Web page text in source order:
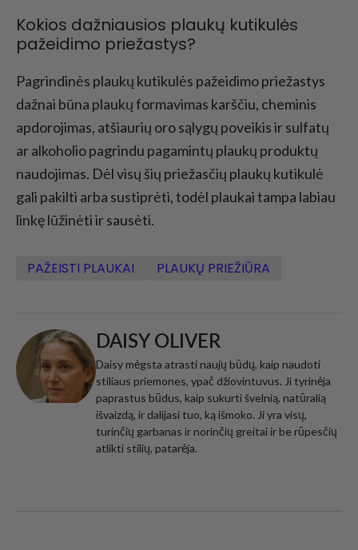
Kokios dažniausios plaukų kutikulės
pažeidimo priežastys?
Pagrindinės plaukų kutikulės pažeidimo priežastys
dažnai būna plaukų formavimas karščiu, cheminis
apdorojimas, atšiaurių oro sąlygų poveikis ir sulfatų
ar alkoholio pagrindu pagamintų plaukų produktų
naudojimas. Dėl visų šių priežasčių plaukų kutikulė
gali pakilti arba sustiprėti, todėl plaukai tampa labiau
linkę lūžinėti ir sausėti.
PAŽEISTI PLAUKAI PLAUKŲ PRIEŽIŪRA
DAISY OLIVER
Daisy mėgsta atrasti naujų būdų, kaip naudoti
stiliaus priemones, ypač džiovintuvus. Ji tyrinėja
paprastus būdus, kaip sukurti švelnią, natūralią
išvaizdą, ir dalijasi tuo, ką išmoko. Ji yra visų,
turinčių garbanas ir norinčių greitai ir be rūpesčių
atlikti stilių, patarėja.